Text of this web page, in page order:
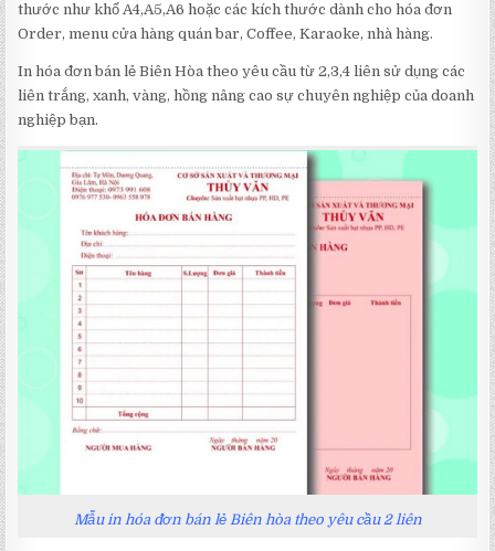
thước như khổ A4,A5,A6 hoặc các kích thước dành cho hóa đơn
Order, menu cửa hàng quán bar, Coffee, Karaoke, nhà hàng.
In hóa đơn bán lẻ Biên Hòa theo yêu cầu từ 2,3,4 liên sử dụng các
liên trắng, xanh, vàng, hồng nâng cao sự chuyên nghiệp của doanh
nghiệp bạn.
Mẫu in hóa đơn bán lẻ Biên hòa theo yêu cầu 2 liên